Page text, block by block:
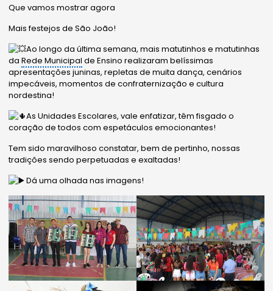
Que vamos mostrar agora
Mais festejos de São João!
Ao longo da última semana, mais matutinhos e matutinhas
daRede Municipal de Ensino realizaram belíssimas
apresentações juninas, repletas de muita dança, cenários
impecáveis, momentos de confraternização e cultura
nordestina!
As Unidades Escolares, vale enfatizar, têm fisgado o
coração de todos com espetáculos emocionantes!
Tem sido maravilhoso constatar, bem de pertinho, nossas
tradições sendo perpetuadas e exaltadas!
Dá uma olhada nas imagens!